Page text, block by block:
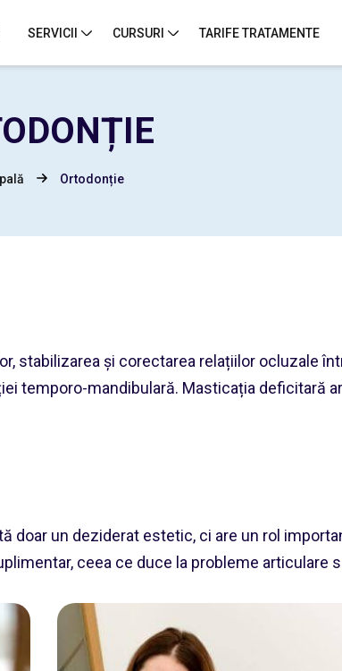
SERVICII CURSURI TARIFE TRATAMENTE
Ortodonție
stabilizarea și corectarea relațiilor ocluzale
temporo-mandibulară. Masticația deficitară
doar un deziderat estetic, ci are un rol
ceea ce duce la probleme articulare